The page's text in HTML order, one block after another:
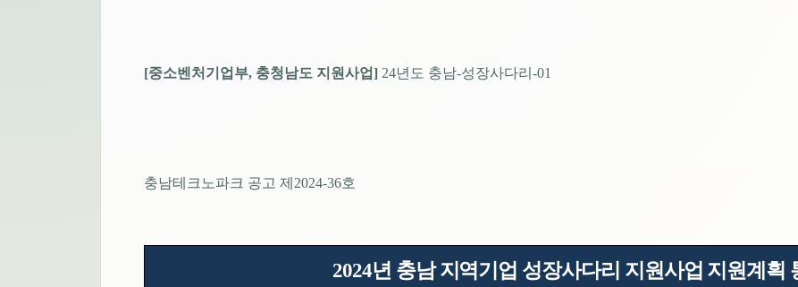
[중소벤처기업부, 충청남도 지원사업] 24년도 충남-성장사다리 -01
충남테크노파크 공고 제 2024-36호
2024년 충남 지역기업 성장사다리 지원사업 지원계획